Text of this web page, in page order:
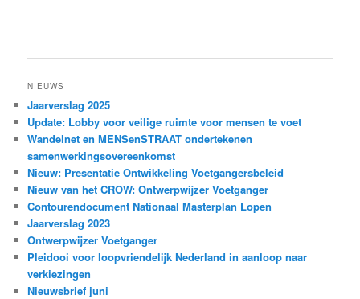
NIEUWS
Jaarverslag 2025
Update: Lobby voor veilige ruimte voor mensen te voet
Wandelnet en MENSenSTRAAT ondertekenen
samenwerkingsovereenkomst
Nieuw: Presentatie Ontwikkeling Voetgangersbeleid
Nieuw van het CROW: Ontwerpwijzer Voetganger
Contourendocument Nationaal Masterplan Lopen
Jaarverslag 2023
Ontwerpwijzer Voetganger
Pleidooi voor loopvriendelijk Nederland in aanloop naar
verkiezingen
Nieuwsbrief juni